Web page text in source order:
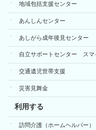
地域包括支援センター
あんしんセンター
あしがら成年後見センター
自立サポートセンター スマ
交通遺児世帯支援
災害見舞金
利用する
訪問介護（ホームヘルパー）